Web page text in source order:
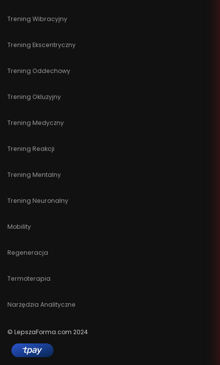
Trening Wibracyjny
Trening Ekscentryczny
Trening Oddechowy
Trening Okluzyjny
Trening Medyczny
Trening Reakcji
Trening Mentalny
Trening Neuronalny
Mobility
Regeneracja
Termoterapia
Narzędzia Analityczne
© LepszaForma.com 2024